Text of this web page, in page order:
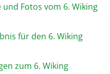
und Fotos vom 6. Wiking
für den 6. Wiking
zum 6. Wiking